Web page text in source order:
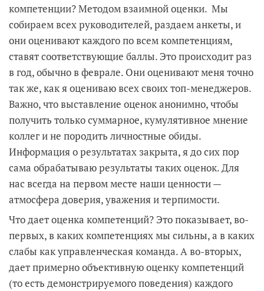
компетенции? Методом взаимной оценки. Мы
собираем всех руководителей, раздаем анкеты, и
они оценивают каждого по всем компетенциям,
ставят соответствующие баллы. Это происходит раз
в год, обычно в феврале. Они оценивают меня точно
так же, как я оцениваю всех своих топ-менеджеров.
Важно, что выставление оценок анонимно, чтобы
получить только суммарное, кумулятивное мнение
коллег и не породить личностные обиды.
Информация о результатах закрыта, я до сих пор
сама обрабатываю результаты таких оценок. Для
нас всегда на первом месте наши ценности —
атмосфера доверия, уважения и терпимости.
Что дает оценка компетенций? Это показывает, во-
первых, в каких компетенциях мы сильны, а в каких
слабы как управленческая команда. А во-вторых,
дает примерно объективную оценку компетенций
(то есть демонстрируемого поведения) каждого